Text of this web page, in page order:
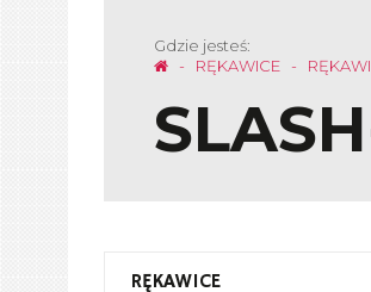
Gdzie jesteś:
RĘKAWICE
RĘKAWICE